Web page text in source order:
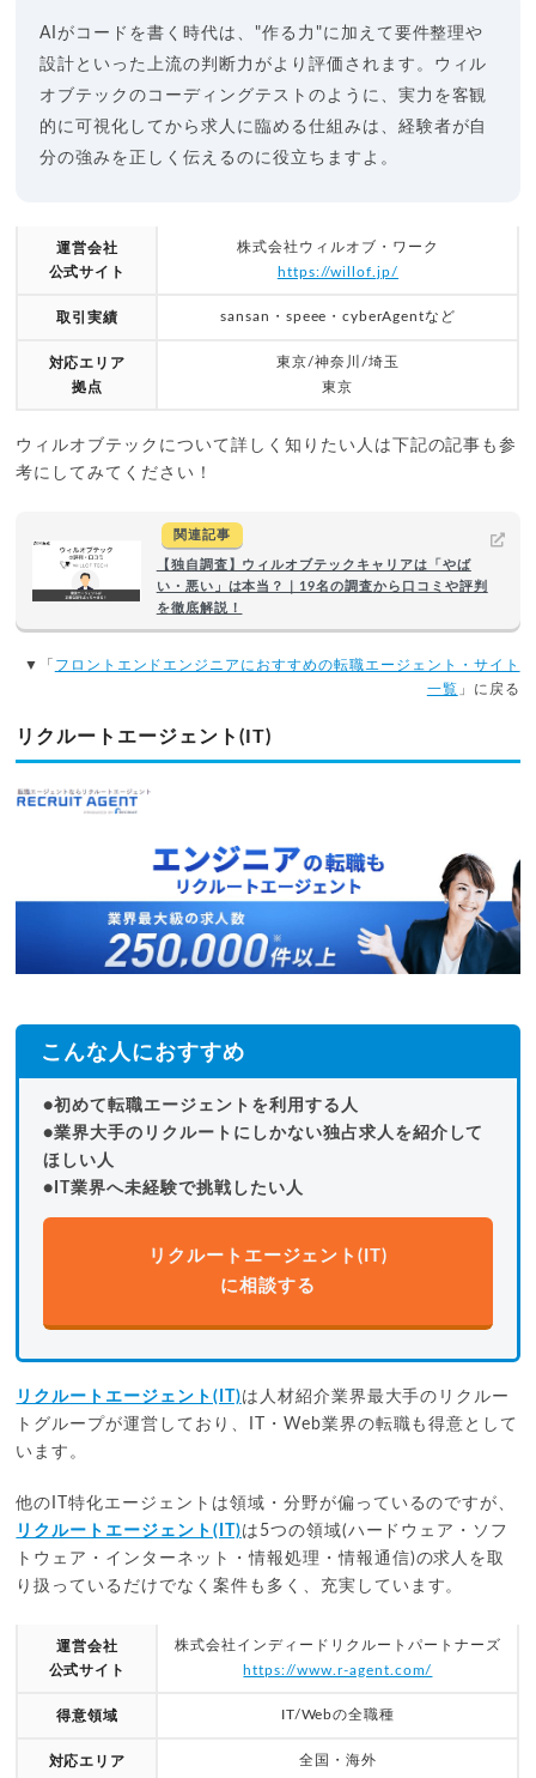
AIがコードを書く時代は、"作る力"に加えて要件整理や
設計といった上流の判断力がより評価されます。ウィル
オブテックのコーディングテストのように、実力を客観
的に可視化してから求人に臨める仕組みは、経験者が自
分の強みを正しく伝えるのに役立ちますよ。
運営会社
公式サイト
株式会社ウィルオブ・ワーク
https://willof.jp/
取引実績 sansan・speee・cyberAgentなど
対応エリア
拠点
東京/神奈川/埼玉
東京
ウィルオブテックについて詳しく知りたい人は下記の記事も参
考にしてみてください！
関連記事
【独自調査】ウィルオブテックキャリアは「やば
い・悪い」は本当？｜19名の調査から口コミや評判
を徹底解説！
▼「 フロントエンドエンジニアにおすすめの転職エージェント・サイト
一覧 」に戻る
リクルートエージェント(IT)
こんな人におすすめ
●初めて転職エージェントを利用する人
●業界大手のリクルートにしかない独占求人を紹介して
ほしい人
●IT業界へ未経験で挑戦したい人
リクルートエージェント(IT)
に相談する
リクルートエージェント(IT)は人材紹介業界最大手のリクルー
トグループが運営しており、IT・Web業界の転職も得意として
います。
他のIT特化エージェントは領域・分野が偏っているのですが、
リクルートエージェント(IT)は5つの領域(ハードウェア・ソフ
トウェア・インターネット・情報処理・情報通信)の求人を取
り扱っているだけでなく案件も多く、充実しています。
運営会社
公式サイト
株式会社インディードリクルートパートナーズ
https://www.r-agent.com/
得意領域 IT/Webの全職種
対応エリア 全国・海外